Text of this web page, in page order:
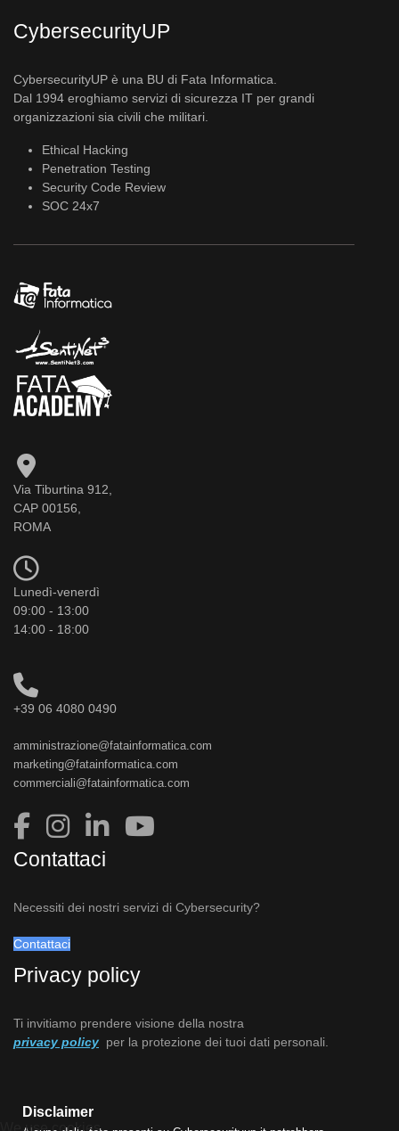
CybersecurityUP
CybersecurityUP è una BU di Fata Informatica.
Dal 1994 eroghiamo servizi di sicurezza IT per grandi
organizzazioni sia civili che militari.
Ethical Hacking
Penetration Testing
Security Code Review
SOC 24x7
Via Tiburtina 912,
CAP 00156,
ROMA
Lunedì-venerdì
09:00 - 13:00
14:00 - 18:00
+39 06 4080 0490
amministrazione@fatainformatica.com
marketing@fatainformatica.com
commerciali@fatainformatica.com
Contattaci
Necessiti dei nostri servizi di Cybersecurity?
Contattaci
Privacy policy
Ti invitiamo prendere visione della nostra
privacy policy per la protezione dei tuoi dati personali.
Disclaimer
We use cookies